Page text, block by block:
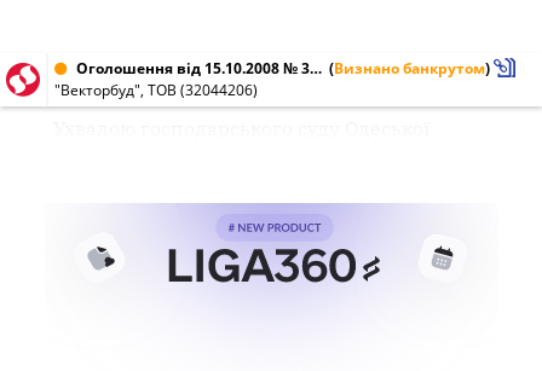
Оголошення від 15.10.2008 № 32044206 (Визнано банкрутом)
"Векторбуд", ТОВ (32044206)